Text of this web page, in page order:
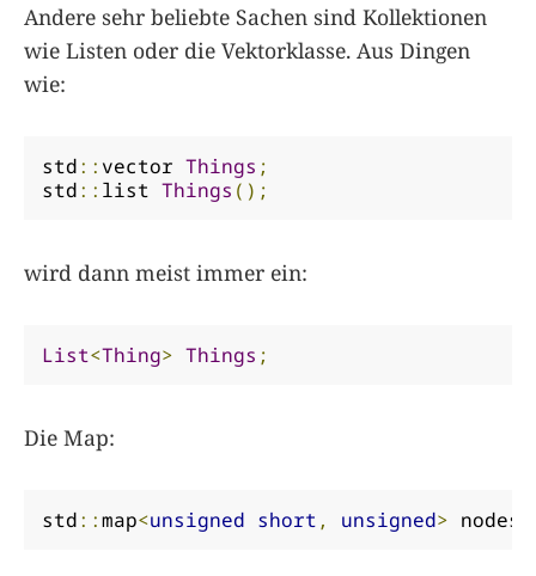
Andere sehr beliebte Sachen sind Kollektionen
wie Listen oder die Vektorklasse. Aus Dingen
wie:
std::vector Things ;
std:: list Things ();
wird dann meist immer ein:
List<Thing> Things ;
Die Map:
std::map<unsigned short , unsigned> nodes